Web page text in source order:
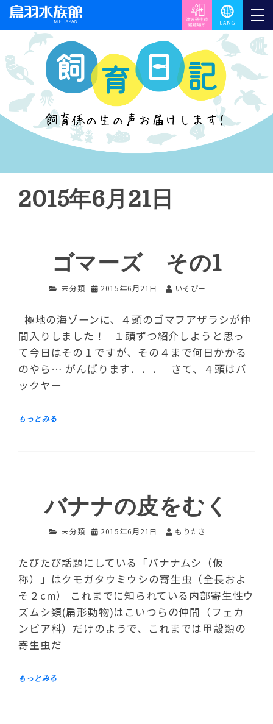
2015年6月21日
ゴマーズ その1
未分類 2015年6月21日 いそぴー
極地の海ゾーンに、４頭のゴマフアザラシが仲
間入りしました！ １頭ずつ紹介しようと思っ
て今日はその１ですが、その４まで何日かかる
のやら… がんばります．．． さて、４頭はバ
ックヤー
バナナの皮をむく
未分類 2015年6月21日 もりたき
たびたび話題にしている「バナナムシ（仮
称）」はクモガタウミウシの寄生虫（全長およ
そ２cm） これまでに知られている内部寄生性ウ
ズムシ類(扁形動物)はこいつらの仲間（フェカ
ンピア科）だけのようで、これまでは甲殻類の
寄生虫だ